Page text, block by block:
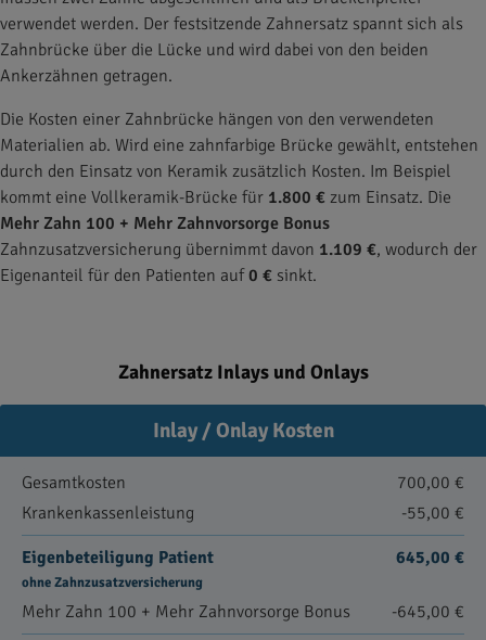
verwendet werden. Der festsitzende Zahnersatz spannt sich als
Zahnbrücke über die Lücke und wird dabei von den beiden
Ankerzähnen getragen.
Die Kosten einer Zahnbrücke hängen von den verwendeten
Materialien ab. Wird eine zahnfarbige Brücke gewählt, entstehen
durch den Einsatz von Keramik zusätzlich Kosten. Im Beispiel
kommt eine Vollkeramik-Brücke für 1.800 € zum Einsatz. Die
Mehr Zahn 100 + Mehr Zahnvorsorge Bonus
Zahnzusatzversicherung übernimmt davon 1.109 €, wodurch der
Eigenanteil für den Patienten auf0 € sinkt.
Zahnersatz Inlays und Onlays
Inlay / Onlay Kosten
Gesamtkosten
700,00 €
Krankenkassenleistung
-55,00 €
Eigenbeteiligung Patient
ohne Zahnzusatzversicherung
645,00 €
Mehr Zahn 100 + Mehr Zahnvorsorge Bonus -645,00 €